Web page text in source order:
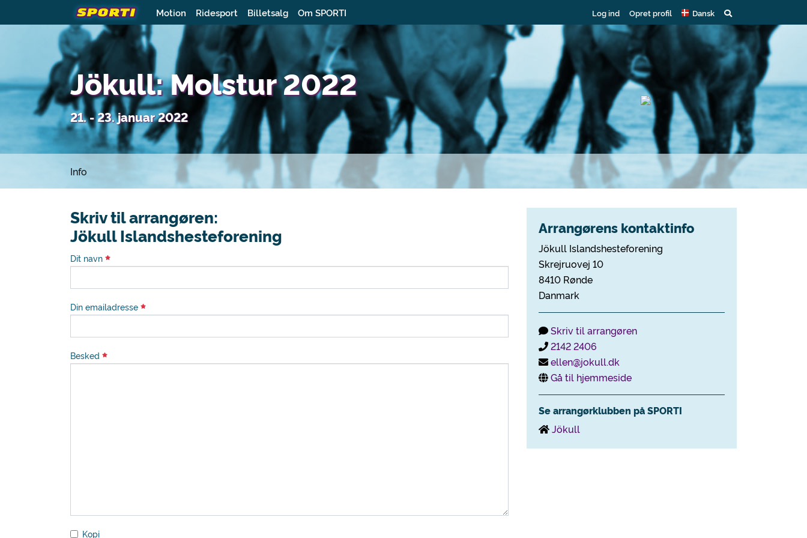
Motion Ridesport Billetsalg Om SPORTI Log ind Opret profil Dansk
Jökull: Molstur 2022
21. - 23. januar 2022
Info
Skriv til arrangøren:
Jökull Islandshesteforening
Dit navn
Din emailadresse
Besked
Kopi
Arrangørens kontaktinfo
Jökull Islandshesteforening
Skrejruovej 10
8410 Rønde
Danmark
Skriv til arrangøren
2142 2406
ellen@jokull.dk
Gå til hjemmeside
Se arrangørklubben på SPORTI
Jökull